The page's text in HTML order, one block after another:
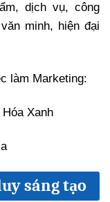
dịch vụ, công
minh, hiện đại
làm Marketing:
Xanh
sáng tạo